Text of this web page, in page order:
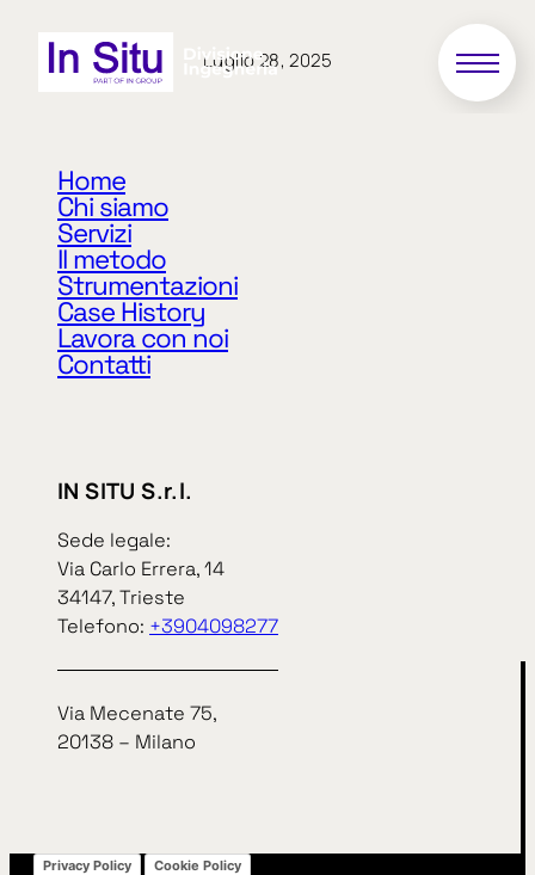
Home
Chi siamo
Servizi
Il metodo
Strumentazioni
Case History
Lavora con noi
Contatti
IN SITU S.r.l.
Sede legale:
Via Carlo Errera, 14
34147, Trieste
Telefono: +3904098277
Via Mecenate 75,
20138 – Milano
Luglio 28, 2025
Interventi di riparazione, ripristino e
miglioramento sismico di edificio residenziale più
annessi nel comune di Sermide (MN) in via
Alessandro Volta
Privacy Policy Cookie Policy